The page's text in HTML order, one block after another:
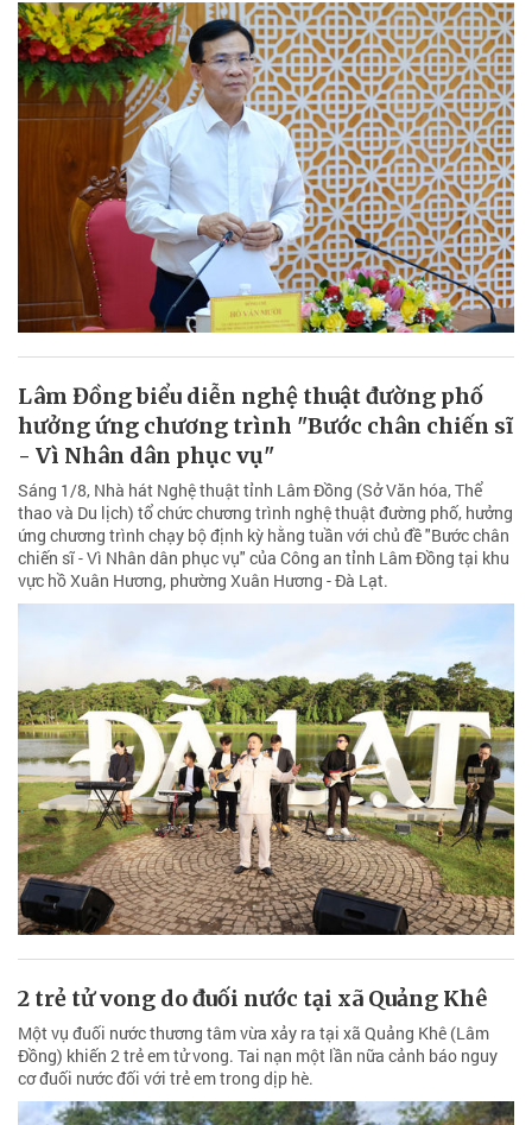
Lâm Đồng biểu diễn nghệ thuật đường phố
hưởng ứng chương trình "Bước chân chiến sĩ
- Vì Nhân dân phục vụ"
Sáng 1/8, Nhà hát Nghệ thuật tỉnh Lâm Đồng (Sở Văn hóa, Thể
thao và Du lịch) tổ chức chương trình nghệ thuật đường phố, hưởng
ứng chương trình chạy bộ định kỳ hằng tuần với chủ đề "Bước chân
chiến sĩ - Vì Nhân dân phục vụ" của Công an tỉnh Lâm Đồng tại khu
vực hồ Xuân Hương, phường Xuân Hương - Đà Lạt.
2 trẻ tử vong do đuối nước tại xã Quảng Khê
Một vụ đuối nước thương tâm vừa xảy ra tại xã Quảng Khê (Lâm
Đồng) khiến 2 trẻ em tử vong. Tai nạn một lần nữa cảnh báo nguy
cơ đuối nước đối với trẻ em trong dịp hè.